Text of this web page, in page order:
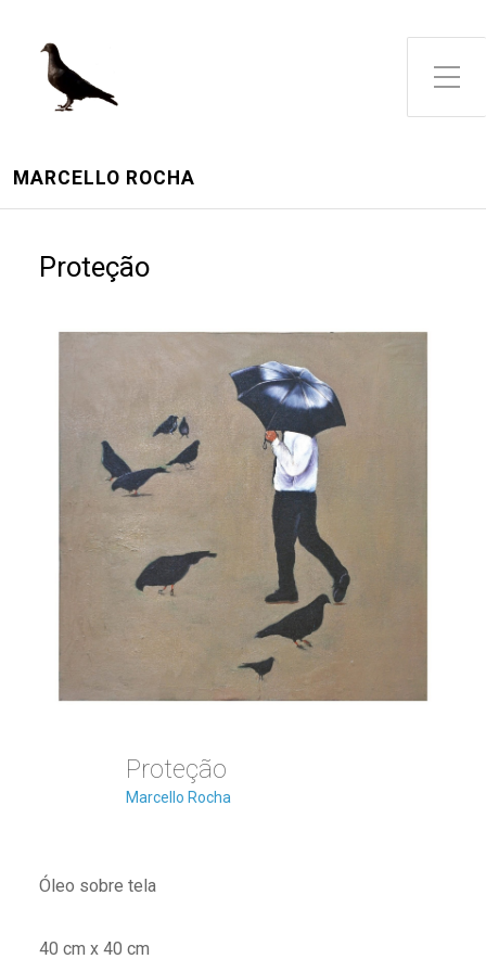
Toggle Side Menu
MARCELLO ROCHA
Proteção
Proteção
Marcello Rocha
Óleo sobre tela
40 cm x 40 cm